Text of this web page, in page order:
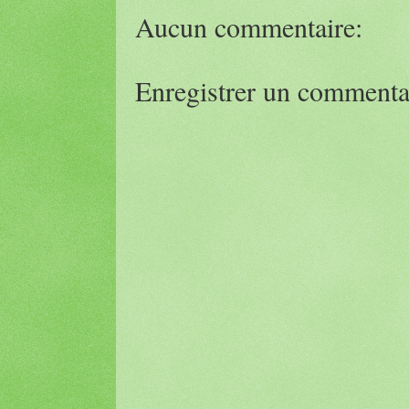
Aucun commentaire:
Enregistrer un